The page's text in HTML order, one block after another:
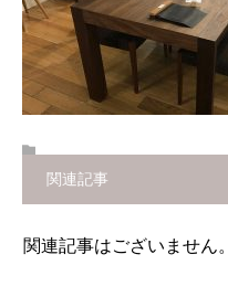
関連記事
関連記事はございません。